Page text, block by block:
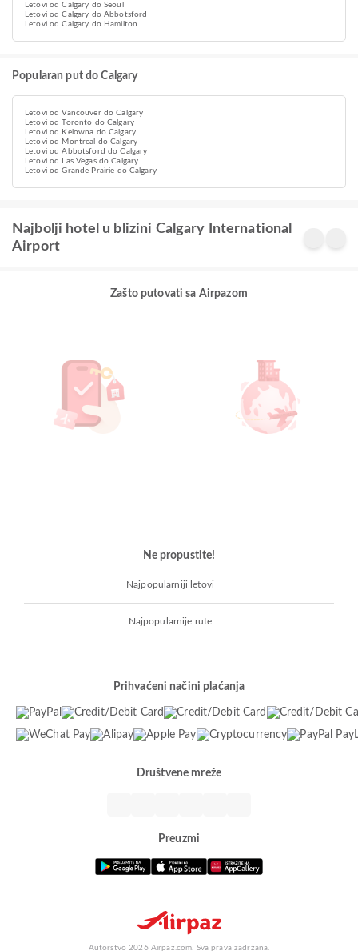
Letovi od Calgary do Seoul
Letovi od Calgary do Abbotsford
Letovi od Calgary do Hamilton
Popularan put do Calgary
Letovi od Vancouver do Calgary
Letovi od Toronto do Calgary
Letovi od Kelowna do Calgary
Letovi od Montreal do Calgary
Letovi od Abbotsford do Calgary
Letovi od Las Vegas do Calgary
Letovi od Grande Prairie do Calgary
Najbolji hotel u blizini Calgary International
Airport
Zašto putovati sa Airpazom
Ne propustite!
Najpopularniji letovi
Najpopularnije rute
Prihvaćeni načini plaćanja
Društvene mreže
Preuzmi
Autorstvo 2026 Airpaz.com. Sva prava zadržana.